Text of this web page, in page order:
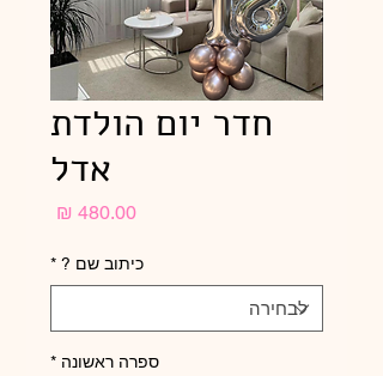
חדר יום הולדת
אדל
כיתוב שם ? *
ספרה ראשונה *